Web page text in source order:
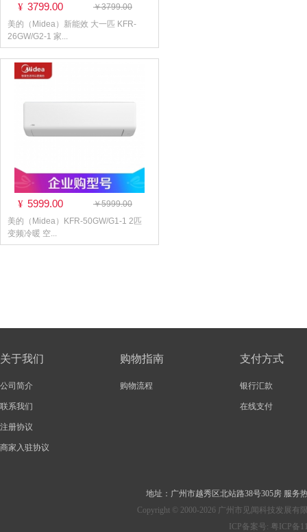
¥ 3799.00
￥3799.00
美的（Midea）新能效 大一匹 KFR-
26GW/G2-1 家...
¥ 5999.00
￥5999.00
美的（Midea）KFR-50GW/G1-1 2匹
变频冷暖 空...
关于我们
公司简介
联系我们
注册协议
商家入驻协议
购物指南
购物流程
支付方式
银行汇款
在线支付
地址： 广州市越秀区北站路38号305房 服务
Copyright © 2000-2026 广州市见闻科技发展
ICP备案号: 粤ICP备